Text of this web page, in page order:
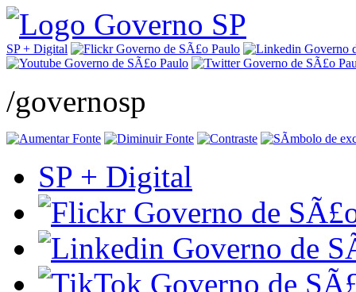
SP + Digital
/governosp
SP + Digital